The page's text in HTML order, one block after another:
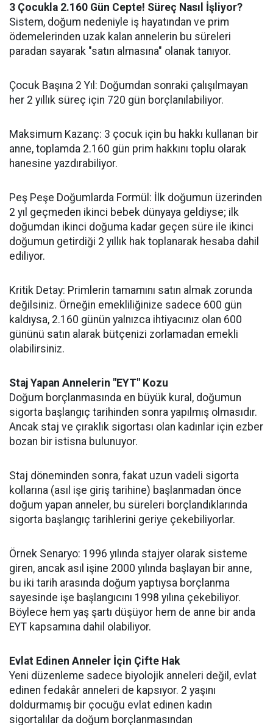
3 Çocukla 2.160 Gün Cepte! Süreç Nasıl İşliyor?
Sistem, doğum nedeniyle iş hayatından ve prim
ödemelerinden uzak kalan annelerin bu süreleri
paradan sayarak "satın almasına" olanak tanıyor.
Çocuk Başına 2 Yıl: Doğumdan sonraki çalışılmayan
her 2 yıllık süreç için 720 gün borçlanılabiliyor.
Maksimum Kazanç: 3 çocuk için bu hakkı kullanan bir
anne, toplamda 2.160 gün prim hakkını toplu olarak
hanesine yazdırabiliyor.
Peş Peşe Doğumlarda Formül: İlk doğumun üzerinden
2 yıl geçmeden ikinci bebek dünyaya geldiyse; ilk
doğumdan ikinci doğuma kadar geçen süre ile ikinci
doğumun getirdiği 2 yıllık hak toplanarak hesaba dahil
ediliyor.
Kritik Detay: Primlerin tamamını satın almak zorunda
değilsiniz. Örneğin emekliliğinize sadece 600 gün
kaldıysa, 2.160 günün yalnızca ihtiyacınız olan 600
gününü satın alarak bütçenizi zorlamadan emekli
olabilirsiniz.
Staj Yapan Annelerin "EYT" Kozu
Doğum borçlanmasında en büyük kural, doğumun
sigorta başlangıç tarihinden sonra yapılmış olmasıdır.
Ancak staj ve çıraklık sigortası olan kadınlar için ezber
bozan bir istisna bulunuyor.
Staj döneminden sonra, fakat uzun vadeli sigorta
kollarına (asıl işe giriş tarihine) başlanmadan önce
doğum yapan anneler, bu süreleri borçlandıklarında
sigorta başlangıç tarihlerini geriye çekebiliyorlar.
Örnek Senaryo: 1996 yılında stajyer olarak sisteme
giren, ancak asıl işine 2000 yılında başlayan bir anne,
bu iki tarih arasında doğum yaptıysa borçlanma
sayesinde işe başlangıcını 1998 yılına çekebiliyor.
Böylece hem yaş şartı düşüyor hem de anne bir anda
EYT kapsamına dahil olabiliyor.
Evlat Edinen Anneler İçin Çifte Hak
Yeni düzenleme sadece biyolojik anneleri değil, evlat
edinen fedakâr anneleri de kapsıyor. 2 yaşını
doldurmamış bir çocuğu evlat edinen kadın
sigortalılar da doğum borçlanmasından